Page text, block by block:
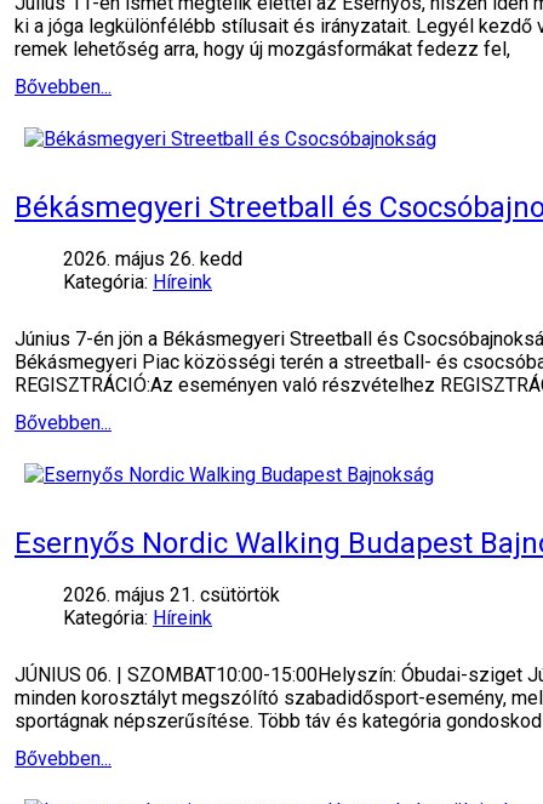
ki a jóga legkülönfélébb stílusait és irányzatait. Legyél
remek lehetőség arra, hogy új mozgásformákat fedezz fel,
Bővebben...
Békásmegyeri Streetball és
2026. május 26. kedd
Kategória: Híreink
Június 7-én jön a Békásmegyeri Streetball és
Békásmegyeri Piac közösségi terén a streetball- és
REGISZTRÁCIÓ:Az eseményen való részvételhez
Bővebben...
Esernyős Nordic Walking Budapest
2026. május 21. csütörtök
Kategória: Híreink
JÚNIUS 06. | SZOMBAT10:00-15:00Helyszín: Óbudai-sziget
minden korosztályt megszólító szabadidősport-esemény,
sportágnak népszerűsítése. Több táv és kategória
Bővebben...